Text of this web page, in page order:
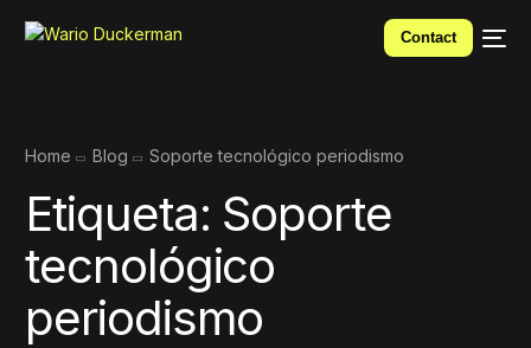
Contact
Home Blog Soporte tecnológico periodismo
Etiqueta: Soporte
tecnológico
periodismo